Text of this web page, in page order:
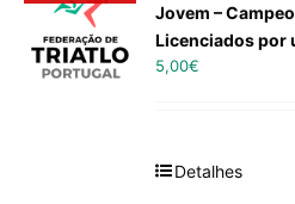
Jovem –
Licenciados por
5,00€
Detalhes